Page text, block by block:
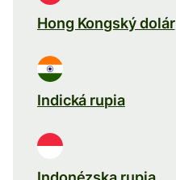
Hong Kongský dolár
Indická rupia